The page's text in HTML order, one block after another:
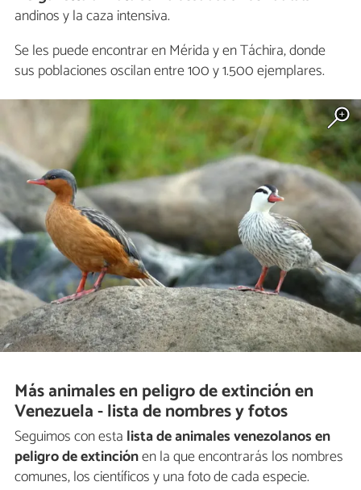
andinos y la caza intensiva.
Se les puede encontrar en Mérida y en Táchira, donde
sus poblaciones oscilan entre 100 y 1.500 ejemplares.
Más animales en peligro de extinción en
Venezuela - lista de nombres y fotos
Seguimos con esta lista de animales venezolanos en
peligro de extinciónen la que encontrarás los nombres
comunes, los científicos y una foto de cada especie.